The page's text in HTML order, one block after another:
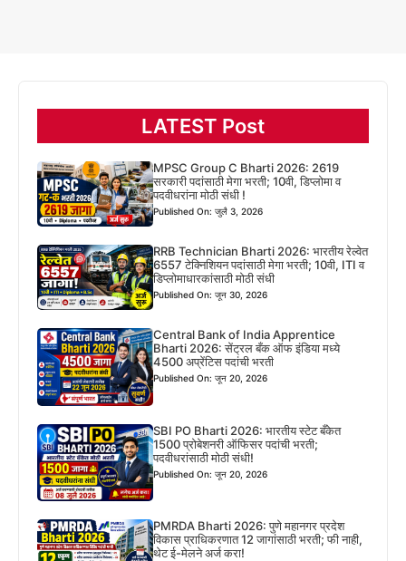
LATEST Post
MPSC Group C Bharti 2026: 2619
सरकारी पदांसाठी मेगा भरती; 10वी, डिप्लोमा व
पदवीधरांना मोठी संधी !
Published On: जुलै 3, 2026
RRB Technician Bharti 2026: भारतीय रेल्वेत
6557 टेक्निशियन पदांसाठी मेगा भरती; 10वी, ITI व
डिप्लोमाधारकांसाठी मोठी संधी
Published On: जून 30, 2026
Central Bank of India Apprentice
Bharti 2026: सेंट्रल बँक ऑफ इंडिया मध्ये
4500 अप्रेंटिस पदांची भरती
Published On: जून 20, 2026
SBI PO Bharti 2026: भारतीय स्टेट बँकेत
1500 प्रोबेशनरी ऑफिसर पदांची भरती;
पदवीधरांसाठी मोठी संधी!
Published On: जून 20, 2026
PMRDA Bharti 2026: पुणे महानगर प्रदेश
विकास प्राधिकरणात 12 जागांसाठी भरती; फी नाही,
थेट ई-मेलने अर्ज करा!